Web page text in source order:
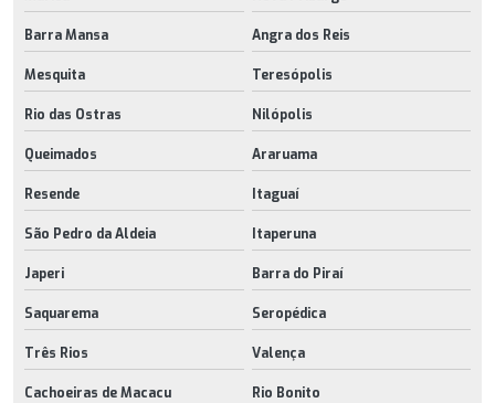
Barra Mansa Angra dos Reis
Mesquita Teresópolis
Rio das Ostras Nilópolis
Queimados Araruama
Resende Itaguaí
São Pedro da Aldeia Itaperuna
Japeri Barra do Piraí
Saquarema Seropédica
Três Rios Valença
Cachoeiras de Macacu Rio Bonito